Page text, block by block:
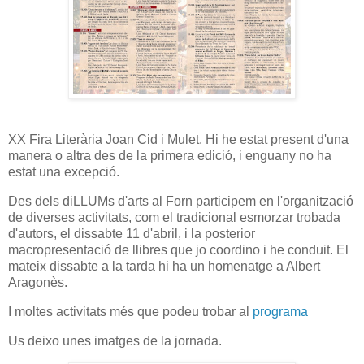
XX Fira Literària Joan Cid i Mulet. Hi he estat present d'una
manera o altra des de la primera edició, i enguany no ha
estat una excepció.
Des dels diLLUMs d'arts al Forn participem en l'organització
de diverses activitats, com el tradicional esmorzar trobada
d'autors, el dissabte 11 d'abril, i la posterior
macropresentació de llibres que jo coordino i he conduit. El
mateix dissabte a la tarda hi ha un homenatge a Albert
Aragonès.
I moltes activitats més que podeu trobar al programa
Us deixo unes imatges de la jornada.